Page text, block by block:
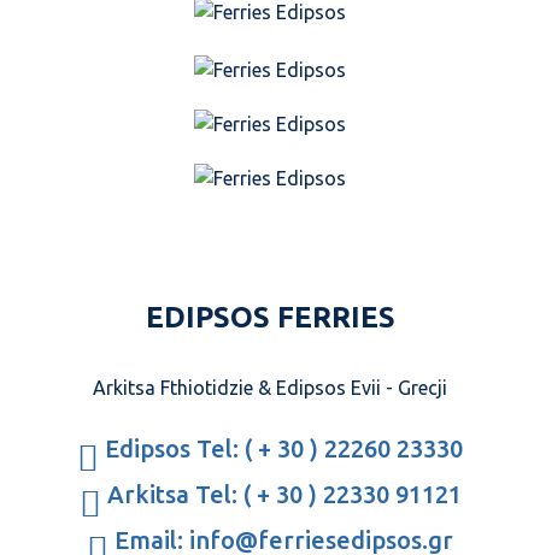
EDIPSOS FERRIES
Arkitsa Fthiotidzie & Edipsos Evii - Grecji
Edipsos Tel: ( + 30 ) 22260 23330
Arkitsa Tel: ( + 30 ) 22330 91121
Email: info@ferriesedipsos.gr